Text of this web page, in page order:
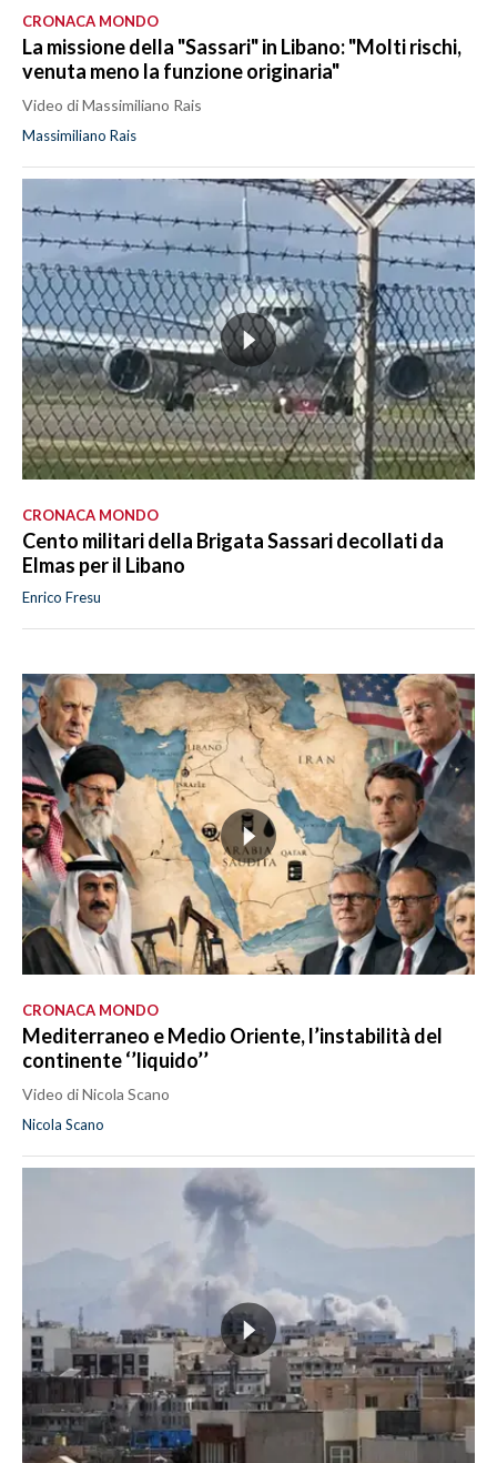
CRONACA MONDO
La missione della "Sassari" in Libano: "Molti rischi,
venuta meno la funzione originaria"
Video di Massimiliano Rais
Massimiliano Rais
CRONACA MONDO
Cento militari della Brigata Sassari decollati da
Elmas per il Libano
Enrico Fresu
CRONACA MONDO
Mediterraneo e Medio Oriente, l’instabilità del
continente ‘’liquido’’
Video di Nicola Scano
Nicola Scano